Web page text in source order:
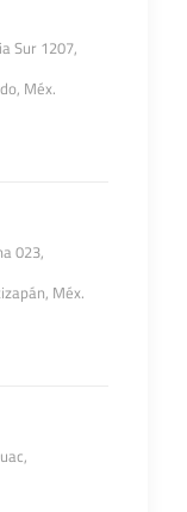
Sur 1207,
Méx.
023,
Méx.